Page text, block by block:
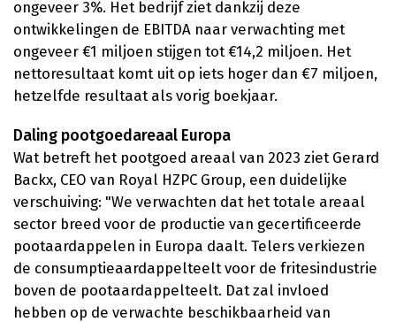
ongeveer 3%. Het bedrijf ziet dankzij deze
ontwikkelingen de EBITDA naar verwachting met
ongeveer €1 miljoen stijgen tot €14,2 miljoen. Het
nettoresultaat komt uit op iets hoger dan €7 miljoen,
hetzelfde resultaat als vorig boekjaar.
Daling pootgoedareaal Europa
Wat betreft het pootgoed areaal van 2023 ziet Gerard
Backx, CEO van Royal HZPC Group, een duidelijke
verschuiving: "We verwachten dat het totale areaal
sector breed voor de productie van gecertificeerde
pootaardappelen in Europa daalt. Telers verkiezen
de consumptieaardappelteelt voor de fritesindustrie
boven de pootaardappelteelt. Dat zal invloed
hebben op de verwachte beschikbaarheid van